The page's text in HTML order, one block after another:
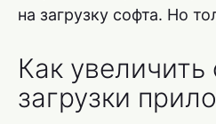
на загрузку софта. Но
Как увеличить
загрузки